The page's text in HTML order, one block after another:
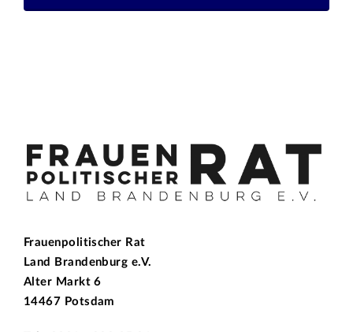
Frauenpolitischer Rat
Land Brandenburg e.V.
Alter Markt 6
14467 Potsdam